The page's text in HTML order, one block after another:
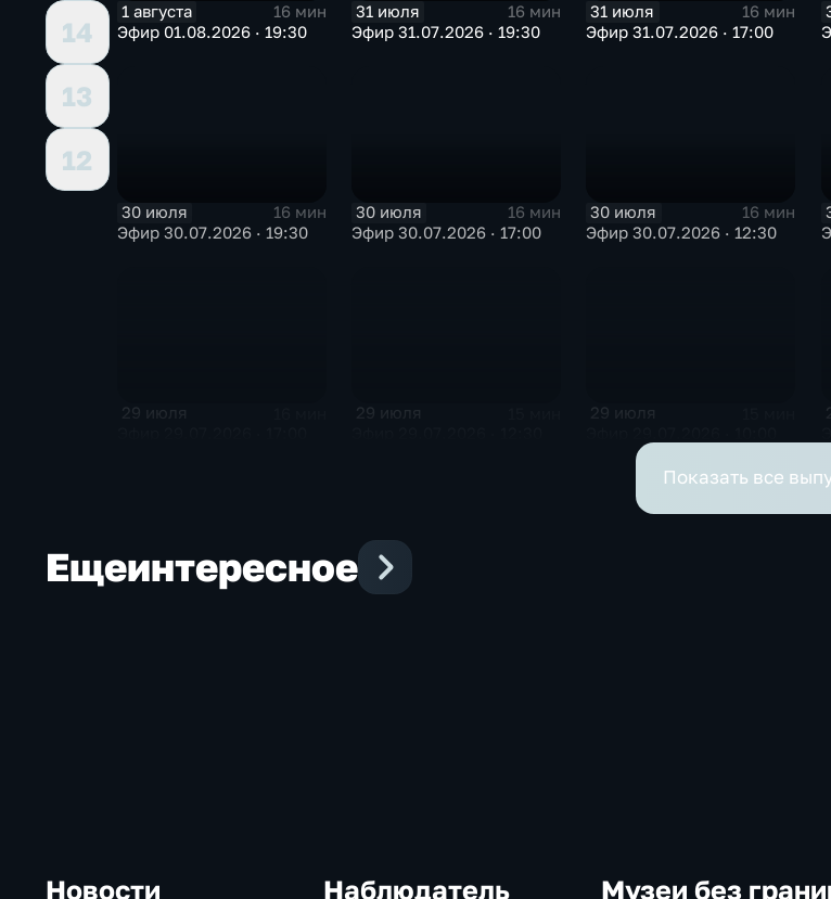
14
13
12
1 августа
16 мин
Эфир 01.08.2026 · 19:30
31 июля
16 мин
Эфир 31.07.2026 · 19:30
31 июля
16 мин
Эфир 31.07.2026 · 17:00
30 июля
16 мин
Эфир 30.07.2026 · 19:30
30 июля
16 мин
Эфир 30.07.2026 · 17:00
30 июля
16 мин
Эфир 30.07.2026 · 12:30
29 июля 29 июля 29 июля
Показать все
Ещеинтересное
Новости
Наблюдатель Музеи без